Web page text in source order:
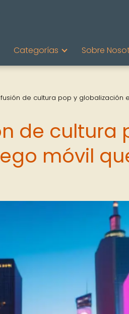
Categorías Sobre
fusión de cultura pop y globalización
de cultura
móvil